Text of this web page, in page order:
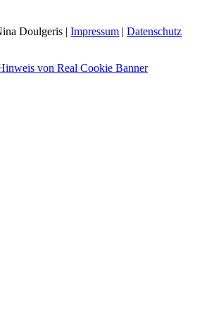
Doulgeris |Impressum |Datenschutz
von Real Cookie Banner